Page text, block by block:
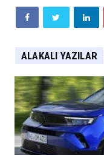
ALAKALI YAZILAR